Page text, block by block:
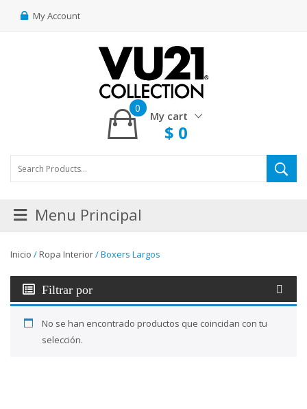
My Account
My cart
0
$ 0
Menu Principal
Inicio /Ropa Interior/ Boxers Largos
Filtrar por
No se han encontrado productos que coincidan con tu
selección.